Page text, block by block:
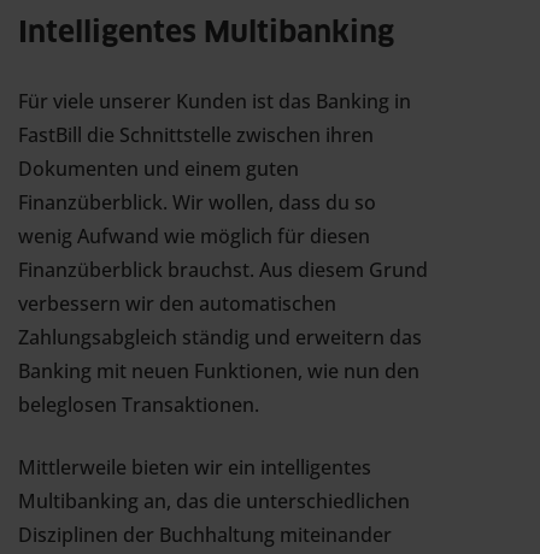
Intelligentes Multibanking
Für viele unserer Kunden ist das Banking in
FastBill die Schnittstelle zwischen ihren
Dokumenten und einem guten
Finanzüberblick. Wir wollen, dass du so
wenig Aufwand wie möglich für diesen
Finanzüberblick brauchst. Aus diesem Grund
verbessern wir den automatischen
Zahlungsabgleich ständig und erweitern das
Banking mit neuen Funktionen, wie nun den
beleglosen Transaktionen.
Mittlerweile bieten wir ein intelligentes
Multibanking an, das die unterschiedlichen
Disziplinen der Buchhaltung miteinander